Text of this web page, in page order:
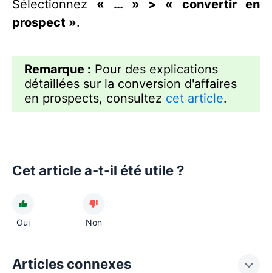
Sélectionnez « … » > « convertir en
prospect ».
Remarque : Pour des explications
détaillées sur la conversion d'affaires
en prospects, consultez cet article.
Cet article a-t-il été utile ?
Oui Non
Articles connexes